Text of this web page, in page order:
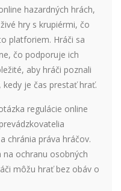
hazardných hrách,
hry s krupiérmi, čo
platforiem. Hráči sa
čo podporuje ich
aby hráči poznali
je čas prestať hrať.
regulácie online
chránia práva hráčov.
ochranu osobných
môžu hrať bez obáv o